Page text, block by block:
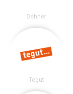
Dehner
Tegut